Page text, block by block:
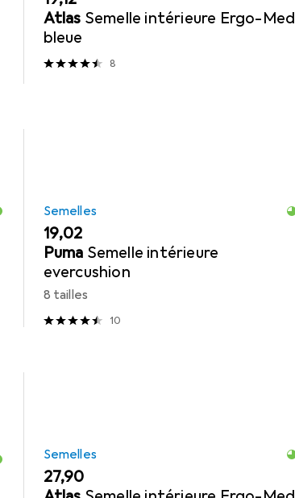
Atlas Semelle intérieure Ergo-Med
bleue
8
Semelles
EUR
19,02
Puma Semelle intérieure
evercushion
8 tailles
10
Semelles
EUR
27,90